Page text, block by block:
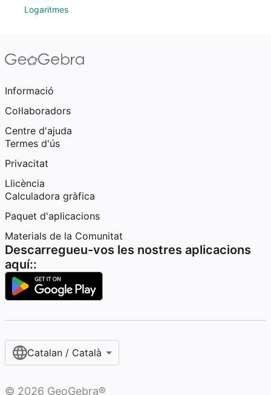
Logaritmes
Informació
Col·laboradors
Centre d'ajuda
Termes d'ús
Privacitat
Llicència
Calculadora gràfica
Paquet d'aplicacions
Materials de la Comunitat
Descarregueu-vos les nostres aplicacions
aquí::
Catalan / Català
© 2026 GeoGebra®